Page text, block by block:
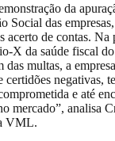
da
Social das
acerto de contas. Na
X da saúde fiscal
das multas, a
certidões negativas,
e até
mercado”, analisa
VML.